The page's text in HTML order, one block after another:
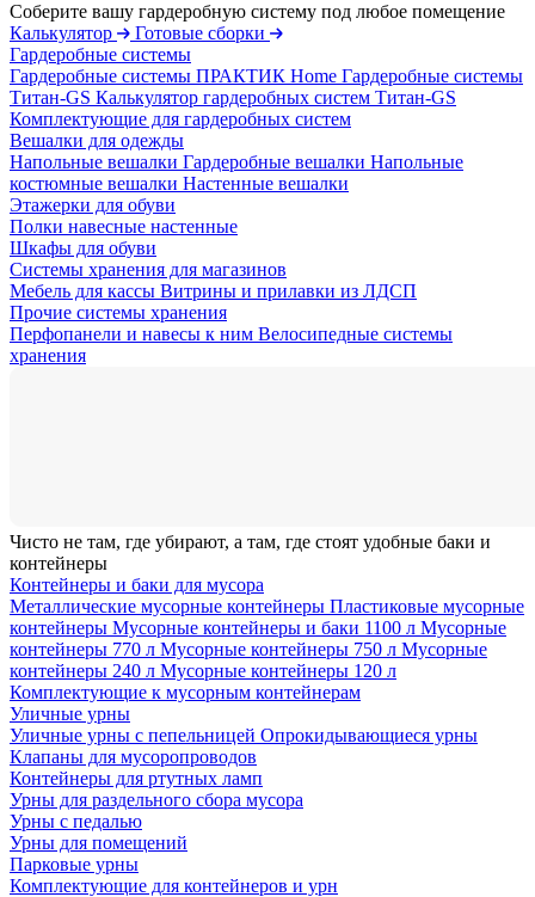
Соберите вашу гардеробную систему под любое помещение
Калькулятор
Готовые сборки
Гардеробные системы
Гардеробные системы ПРАКТИК Home Гардеробные системы
Титан-GS Калькулятор гардеробных систем Титан-GS
Комплектующие для гардеробных систем
Вешалки для одежды
Напольные вешалки Гардеробные вешалки Напольные
костюмные вешалки Настенные вешалки
Этажерки для обуви
Полки навесные настенные
Шкафы для обуви
Системы хранения для магазинов
Мебель для кассы Витрины и прилавки из ЛДСП
Прочие системы хранения
Перфопанели и навесы к ним Велосипедные системы
хранения
Чисто не там, где убирают, а там, где стоят удобные баки и
контейнеры
Контейнеры и баки для мусора
Металлические мусорные контейнеры Пластиковые мусорные
контейнеры Мусорные контейнеры и баки 1100 л Мусорные
контейнеры 770 л Мусорные контейнеры 750 л Мусорные
контейнеры 240 л Мусорные контейнеры 120 л
Комплектующие к мусорным контейнерам
Уличные урны
Уличные урны с пепельницей Опрокидывающиеся урны
Клапаны для мусоропроводов
Контейнеры для ртутных ламп
Урны для раздельного сбора мусора
Урны с педалью
Урны для помещений
Парковые урны
Комплектующие для контейнеров и урн